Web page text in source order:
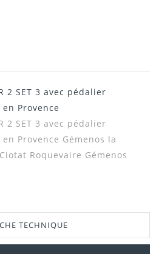
2 SET 3 avec pédalier
Provence
2 SET 3 avec pédalier
Provence Gémenos la
Roquevaire Gémenos
TECHNIQUE